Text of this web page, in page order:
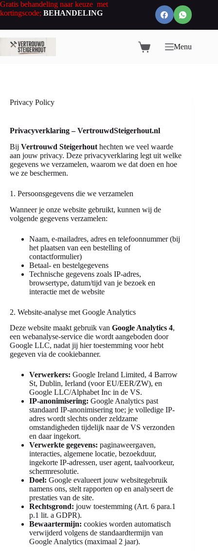
Ga
naar
inhoud
Gratis behandeling naar keuze met
kortingscode; BEHANDELING
WinkelwagenMenu
Privacy Policy
Privacyverklaring – VertrouwdSteigerhout.nl
Bij Vertrouwd Steigerhout hechten we veel waarde
aan jouw privacy. Deze privacyverklaring legt uit welke
gegevens we verzamelen, waarom we dat doen en hoe
we ze beschermen.
1. Persoonsgegevens die we verzamelen
Wanneer je onze website gebruikt, kunnen wij de
volgende gegevens verzamelen:
Naam, e-mailadres, adres en telefoonnummer (bij
het plaatsen van een bestelling of
contactformulier)
Betaal- en bestelgegevens
Technische gegevens zoals IP-adres,
browsertype, datum/tijd van je bezoek en
interactie met de website
2. Website-analyse met Google Analytics
Deze website maakt gebruik van Google Analytics 4,
een webanalyse-service die wordt aangeboden door
Google LLC, nadat jij hier toestemming voor hebt
gegeven via de cookiebanner.
Verwerkers: Google Ireland Limited, 4 Barrow
St, Dublin, Ierland (voor EU/EER/ZW), en
Google LLC/Alphabet Inc in de VS.
IP-anonimisering: Google Analytics past
standaard IP-anonimisering toe; je volledige IP-
adres wordt slechts onder zeldzame
omstandigheden tijdelijk naar de VS verzonden
en daar ingekort.
Verwerkte gegevens: paginaweergaven,
interacties, algemene locatie, bezoekduur,
ingekorte IP-adressen, user agent, taalvoorkeur,
schermresolutie.
Doel: Google evalueert jouw websitegebruik
namens ons, stelt rapporten op en analyseert de
prestaties van de site.
Rechtsgrond: jouw toestemming (Art. 6 para.1
p.1 lit. a GDPR).
Bewaartermijn: cookies worden automatisch
verwijderd volgens de standaardtermijn van
Google Analytics (maximaal 2 jaar).